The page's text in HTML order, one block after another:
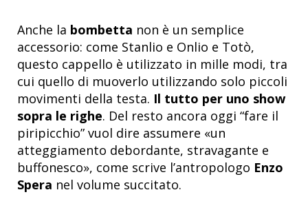
Anche la bombetta non è un semplice
accessorio: come Stanlio e Onlio e Totò,
questo cappello è utilizzato in mille modi, tra
cui quello di muoverlo utilizzando solo piccoli
movimenti della testa. Il tutto per uno show
sopra le righe. Del resto ancora oggi “fare il
piripicchio” vuol dire assumere «un
atteggiamento debordante, stravagante e
buffonesco», come scrive l’antropologo Enzo
Spera nel volume succitato.